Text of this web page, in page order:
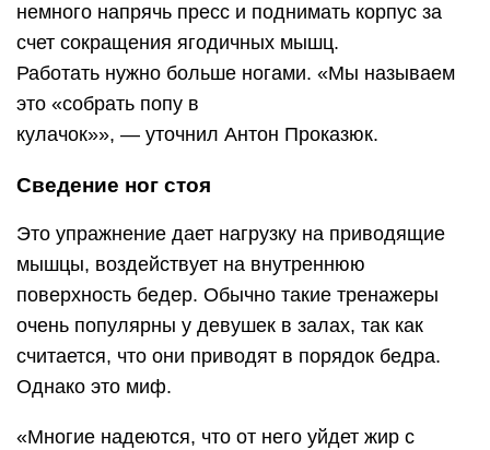
немного напрячь пресс и поднимать корпус за
счет сокращения ягодичных мышц.
Работать нужно больше ногами. «Мы называем
это «собрать попу в
кулачок»», — уточнил Антон Проказюк.
Сведение ног стоя
Это упражнение дает нагрузку на приводящие
мышцы, воздействует на внутреннюю
поверхность бедер. Обычно такие тренажеры
очень популярны у девушек в залах, так как
считается, что они приводят в порядок бедра.
Однако это миф.
«Многие надеются, что от него уйдет жир с